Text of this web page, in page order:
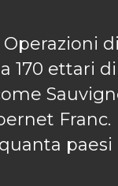
170 ettari